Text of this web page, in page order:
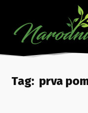
Tag: prva